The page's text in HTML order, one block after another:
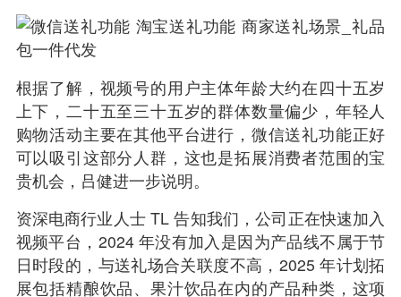
根据了解，视频号的用户主体年龄大约在四十五岁
上下，二十五至三十五岁的群体数量偏少，年轻人
购物活动主要在其他平台进行，微信送礼功能正好
可以吸引这部分人群，这也是拓展消费者范围的宝
贵机会，吕健进一步说明。
资深电商行业人士 TL 告知我们，公司正在快速加入
视频平台，2024 年没有加入是因为产品线不属于节
日时段的，与送礼场合关联度不高，2025 年计划拓
展包括精酿饮品、果汁饮品在内的产品种类，这项